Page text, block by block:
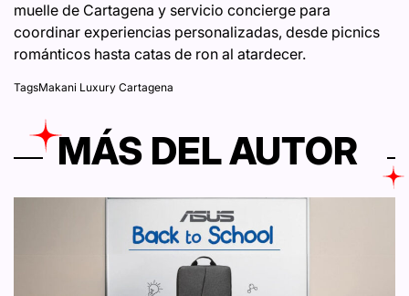
muelle de Cartagena y servicio concierge para
coordinar experiencias personalizadas, desde picnics
románticos hasta catas de ron al atardecer.
TagsMakani Luxury Cartagena
MÁS DEL AUTOR